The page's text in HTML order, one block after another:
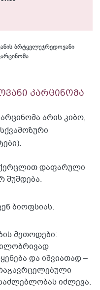
ბრტყელუჯრედოვანი
კარცინომა
არის კიბო,
ქერცლით დაფარული
შუშდება.
ბიოფსიას.
მეთოდები:
და იშვიათად –
იძლევა.